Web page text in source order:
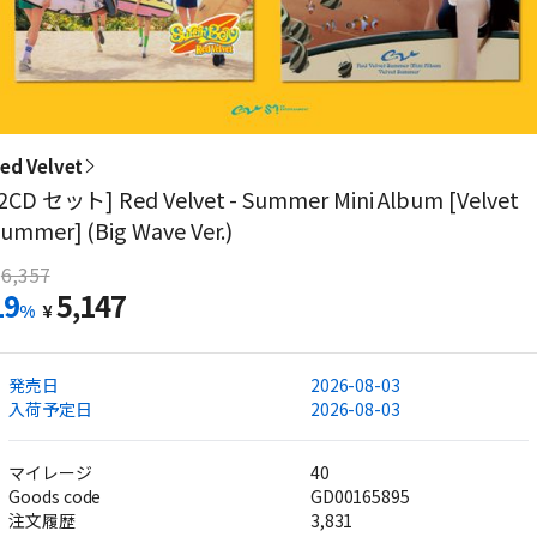
Velvet
セット] Red Velvet - Summer Mini Album [Velvet
(Big Wave Ver.)
6,357
% ¥ 5,147
発売日
2026-08-03
入荷予定日
2026-08-03
マイレージ
40
Goods code
GD00165895
注文履歴
3,831